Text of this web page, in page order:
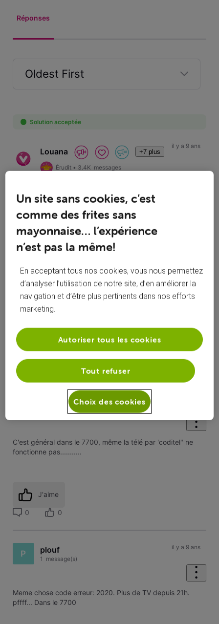
Réponses
Oldest First
First
Solution acceptée
Louana +7 plus
Érudit • 3.4K messages
il y a 9 ans
Bonjour à tous,
Effectivement, une panne a impacté la région de Mouscron
samedi aux alentours de 21h. Nos équipes techniques ont
tout fait pour résoudre cela au plus vite.
Ancien Officiel VOO
J'aime
0 0
Doc2000
Promeneur
C'est général dans le 7700, même la télé par 'coditel" ne
fonctionne pas...........
J'aime
0 0
P plouf
1 message(s)
il y a 9 ans
Meme chose code erreur: 2020. Plus de TV depuis 21h.
pffff... Dans le 7700
Un site sans cookies, c’est
comme des frites sans
mayonnaise… l’expérience
n’est pas la même!
En acceptant tous nos cookies, vous nous permettez
d’analyser l’utilisation de notre site, d’en améliorer la
navigation et d’être plus pertinents dans nos efforts
marketing.
Tout refuser
Autoriser tous les cookies
Choix des cookies